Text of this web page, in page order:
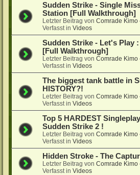
Sudden Strike - Single
Station [Full Walkthrough]
Letzter Beitrag vonComrade Kimo
Verfasst inVideos
Sudden Strike - Let's Play
[Full Walkthrough]
Letzter Beitrag vonComrade Kimo
Verfasst inVideos
The biggest tank battle in
HISTORY?!
Letzter Beitrag vonComrade Kimo
Verfasst inVideos
Top 5 HARDEST
Sudden Strike 2 !
Letzter Beitrag vonComrade Kimo
Verfasst inVideos
Hidden Stroke - The
Letzter Beitrag vonComrade Kimo
Verfasst inVideos